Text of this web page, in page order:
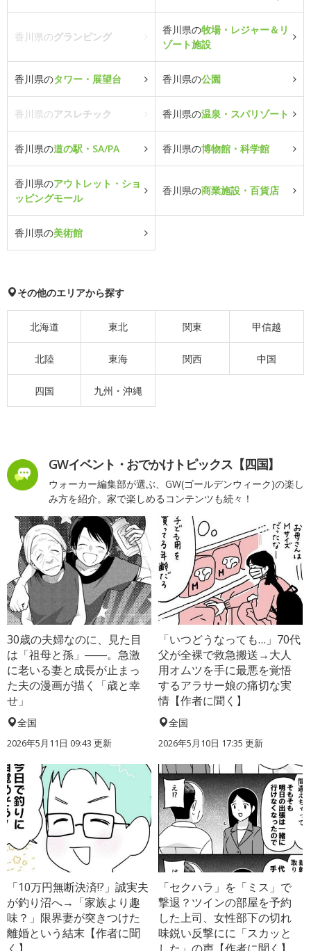
香川県のグランピング
香川県の牧場・レジャー＆リ
ゾート施設
香川県のタワー・展望台 香川県の公園
香川県のアスレチック 香川県の温泉・スパリゾート
香川県の道の駅・SA/PA 香川県の博物館・科学館
香川県のアウトレット・ショ
ッピングモール
香川県の商業施設・百貨店
香川県の美術館
その他のエリアから探す
北海道 東北 関東 甲信越
北陸 東海 関西 中国
四国 九州・沖縄
GWイベント・おでかけトピックス【四国】
ウォーカー編集部が選ぶ、GW(ゴールデンウィーク)の楽し
み方を紹介。家で楽しめるコンテンツも続々！
30歳の夫婦なのに、見た目
は「祖母と孫」――。急激
に老いる妻と成長が止まっ
た夫の漫画が描く「歳と幸
せ」
全国
2026年5月11日 09:43 更新
「いつどうなっても…」70代
父が全裸で救急搬送→大人
用オムツを手に最悪を覚悟
するアラサー娘の痛切な実
情【作者に聞く】
全国
2026年5月10日 17:35 更新
「10万円無断決済!?」誠実夫
が釣り沼へ→「家族より趣
味？」限界妻が突きつけた
離婚という結末【作者に聞
「セクハラ」を「ミス」で
撃退？ツインの部屋を予約
した上司、女性部下の切れ
味鋭い反撃にに「スカッと